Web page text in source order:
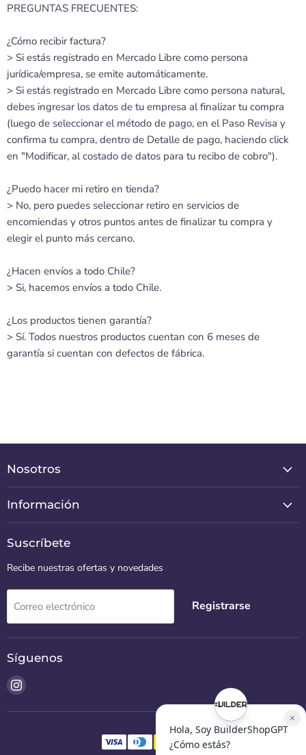
PREGUNTAS FRECUENTES:
¿Cómo recibir factura?
> Si estás registrado en Mercado Libre como persona
jurídica/empresa, se emite automáticamente.
> Si estás registrado en Mercado Libre como persona natural,
debes ingresar los datos de tu empresa al finalizar tu compra
(luego de seleccionar el método de pago, en el Paso Revisa y
confirma tu compra, dentro de Detalle de pago, haciendo click
en "Modificar, al costado de datos para tu recibo de cobro").
¿Puedo hacer mi retiro en tienda?
> No, pero puedes seleccionar retiro en servicios de
encomiendas y otros puntos antes de finalizar tu compra y
elegir el punto más cercano.
¿Hacen envíos a todo Chile?
> Si, hacemos envíos a todo Chile.
¿Los productos tienen garantía?
> Sí. Todos nuestros productos cuentan con 6 meses de
garantía si cuentan con defectos de fábrica.
Nosotros
Información
Suscríbete
Recibe nuestras ofertas y novedades
Correo electrónico Registrarse
Síguenos
Encuéntrenos
Instagram